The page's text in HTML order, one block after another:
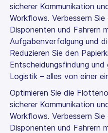
sicherer Kommunikation
Workflows. Verbessern
Disponenten und Fahrern
Aufgabenverfolgung und
Reduzieren Sie den
Entscheidungsfindung
Logistik – alles von einer
Optimieren Sie die
sicherer Kommunikation
Workflows. Verbessern
Disponenten und Fahrern